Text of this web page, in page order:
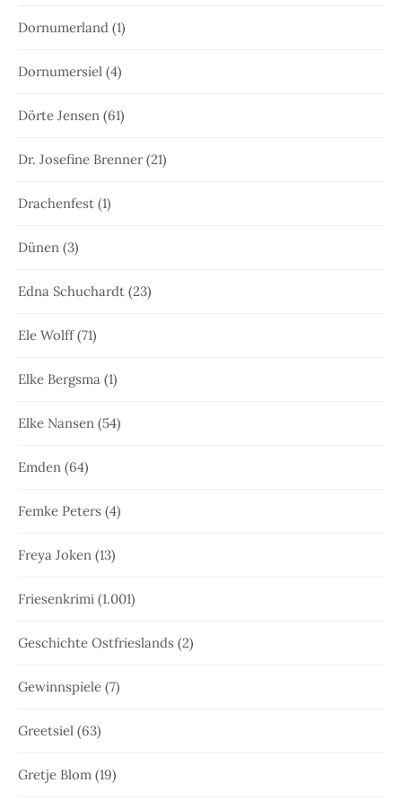
Dornumerland (1)
Dornumersiel (4)
Dörte Jensen (61)
Dr. Josefine Brenner(21)
Drachenfest (1)
Dünen (3)
Edna Schuchardt (23)
Ele Wolff(71)
Elke Bergsma (1)
Elke Nansen (54)
Emden (64)
Femke Peters (4)
Freya Joken (13)
Friesenkrimi (1.001)
Geschichte Ostfrieslands (2)
Gewinnspiele (7)
Greetsiel (63)
Gretje Blom (19)